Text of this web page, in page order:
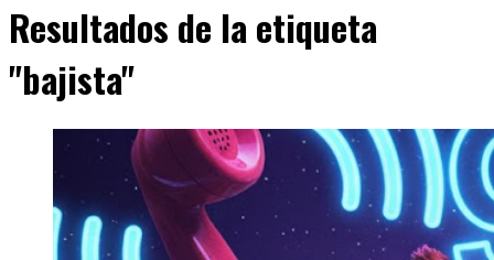
Resultados de la etiqueta
"bajista"